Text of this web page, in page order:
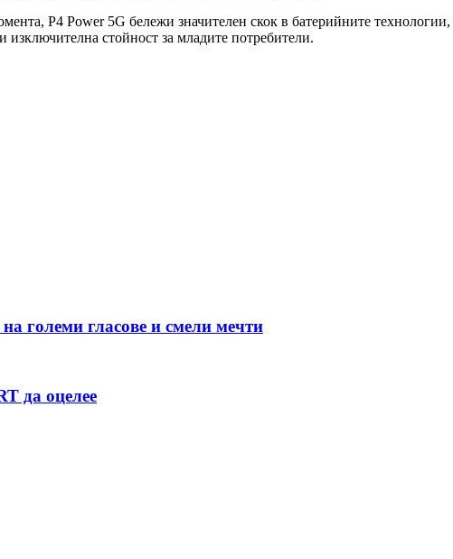
P4 Power 5G бележи значителен скок в батерийните
изключителна стойност за младите потребители.
големи гласове и смели мечти
да оцелее